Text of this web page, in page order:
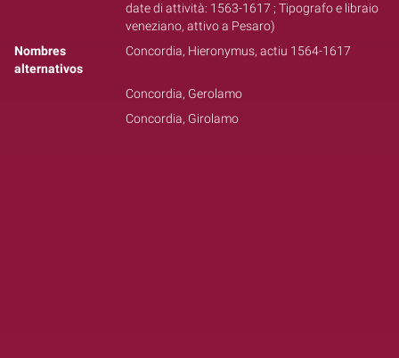
date di attività: 1563-1617 ; Tipografo e libraio
veneziano, attivo a Pesaro)
Nombres
alternativos
Concordia, Hieronymus, actiu 1564-1617
Concordia, Gerolamo
Concordia, Girolamo